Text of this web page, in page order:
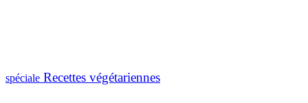
spéciale Recettes végétariennes